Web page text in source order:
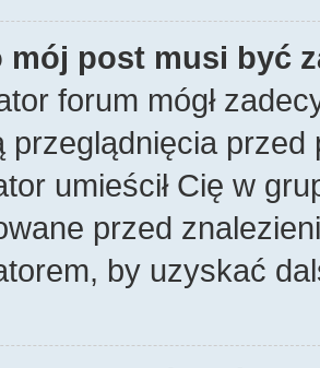
mój post musi być
forum mógł
przeglądnięcia
umieścił Cię w
przed
by uzyskać